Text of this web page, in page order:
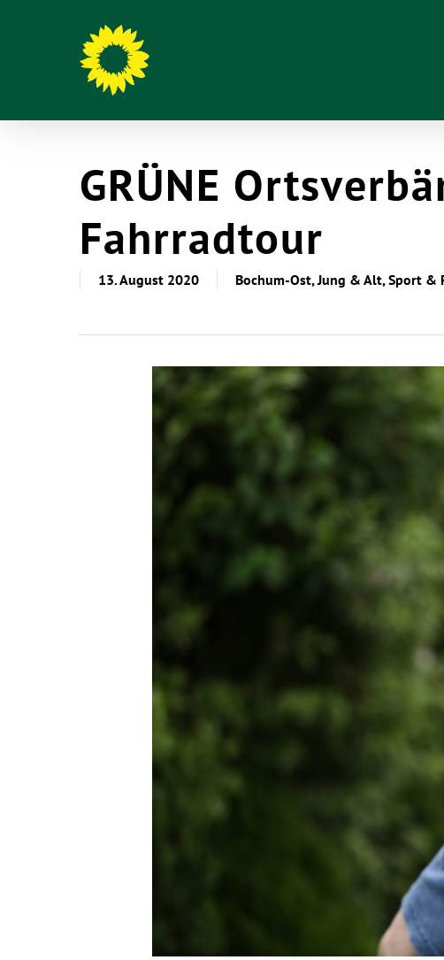
Hit enter to search or ESC to close
GRÜNE
Fahrradtour
13. August 2020 Bochum-Ost,Jung & Alt,Sport &